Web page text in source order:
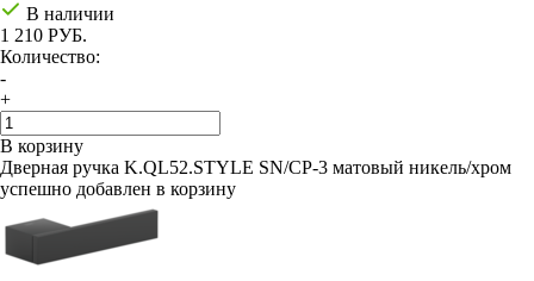
В наличии
1 210 РУБ.
Количество:
-
+
В корзину
Дверная ручка K.QL52.STYLE SN/CP-3 матовый никель/хром
успешно добавлен в корзину